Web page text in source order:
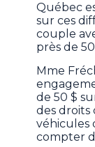
Québec
sur ces
couple
près de
Mme
de 50 $
des
véhicules
compter